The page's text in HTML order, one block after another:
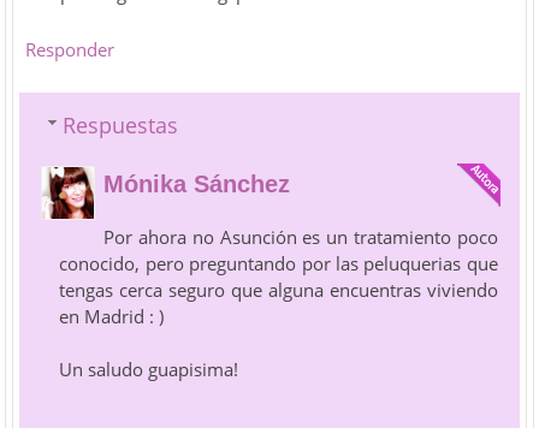
Responder
Respuestas
Mónika Sánchez
Por ahora no Asunción es un tratamiento poco
conocido, pero preguntando por las peluquerias que
tengas cerca seguro que alguna encuentras viviendo
en Madrid : )
Un saludo guapisima!